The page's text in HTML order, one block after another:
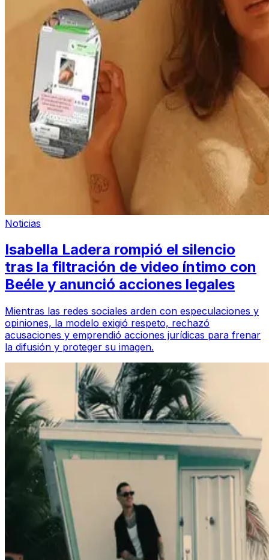
Noticias
Isabella Ladera rompió el silencio
tras la filtración de video íntimo con
Beéle y anunció acciones legales
Mientras las redes sociales arden con especulaciones y
opiniones, la modelo exigió respeto, rechazó
acusaciones y emprendió acciones jurídicas para frenar
la difusión y proteger su imagen.